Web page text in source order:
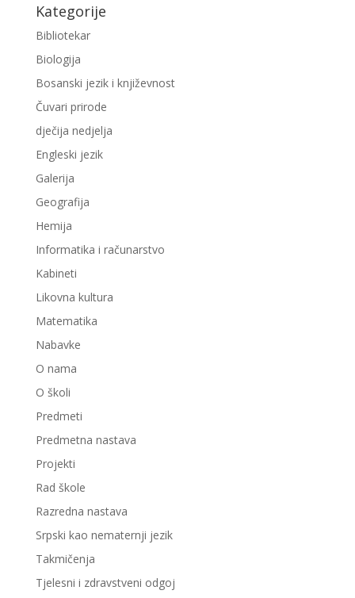
Kategorije
Bibliotekar
Biologija
Bosanski jezik i književnost
Čuvari prirode
dječija nedjelja
Engleski jezik
Galerija
Geografija
Hemija
Informatika i računarstvo
Kabineti
Likovna kultura
Matematika
Nabavke
O nama
O školi
Predmeti
Predmetna nastava
Projekti
Rad škole
Razredna nastava
Srpski kao nematernji jezik
Takmičenja
Tjelesni i zdravstveni odgoj